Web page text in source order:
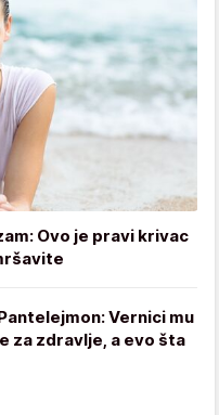
Ovo je pravi krivac
Vernici mu
za zdravlje, a evo šta